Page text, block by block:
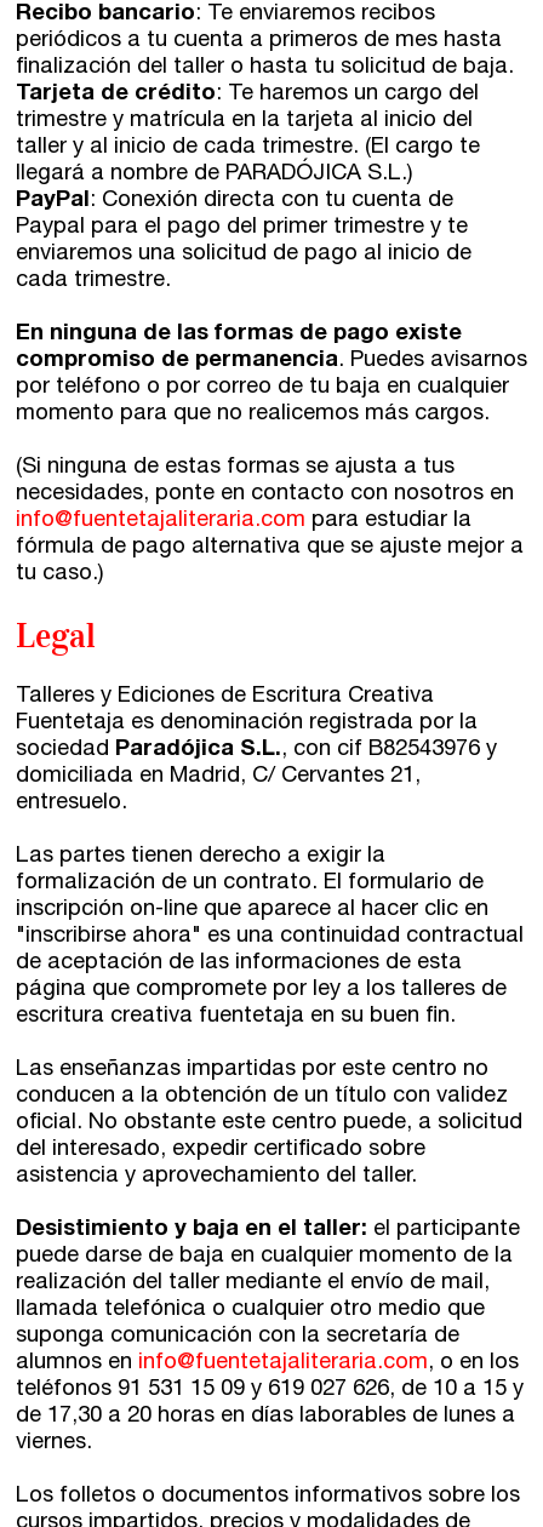
Recibo bancario: Te enviaremos recibos
periódicos a tu cuenta a primeros de mes hasta
finalización del taller o hasta tu solicitud de baja.
Tarjeta de crédito: Te haremos un cargo del
trimestre y matrícula en la tarjeta al inicio del
taller y al inicio de cada trimestre. (El cargo te
llegará a nombre de PARADÓJICA S.L.)
PayPal: Conexión directa con tu cuenta de
Paypal para el pago del primer trimestre y te
enviaremos una solicitud de pago al inicio de
cada trimestre.
En ninguna de las formas de pago existe
compromiso de permanencia. Puedes avisarnos
por teléfono o por correo de tu baja en cualquier
momento para que no realicemos más cargos.
(Si ninguna de estas formas se ajusta a tus
necesidades, ponte en contacto con nosotros en
info@fuentetajaliteraria.com para estudiar la
fórmula de pago alternativa que se ajuste mejor a
tu caso.)
Legal
Talleres y Ediciones de Escritura Creativa
Fuentetaja es denominación registrada por la
sociedad Paradójica S.L., con cif B82543976 y
domiciliada en Madrid, C/ Cervantes 21,
entresuelo.
Las partes tienen derecho a exigir la
formalización de un contrato. El formulario de
inscripción on-line que aparece al hacer clic en
"inscribirse ahora" es una continuidad contractual
de aceptación de las informaciones de esta
página que compromete por ley a los talleres de
escritura creativa fuentetaja en su buen fin.
Las enseñanzas impartidas por este centro no
conducen a la obtención de un título con validez
oficial. No obstante este centro puede, a solicitud
del interesado, expedir certificado sobre
asistencia y aprovechamiento del taller.
Desistimiento y baja en el taller: el participante
puede darse de baja en cualquier momento de la
realización del taller mediante el envío de mail,
llamada telefónica o cualquier otro medio que
suponga comunicación con la secretaría de
alumnos en info@fuentetajaliteraria.com, o en los
teléfonos 91 531 15 09 y 619 027 626, de 10 a 15 y
de 17,30 a 20 horas en días laborables de lunes a
viernes.
Los folletos o documentos informativos sobre los